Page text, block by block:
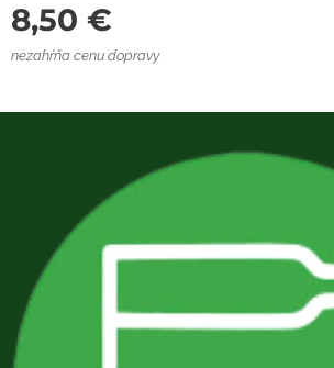
8,50 €
nezahŕňa cenu dopravy